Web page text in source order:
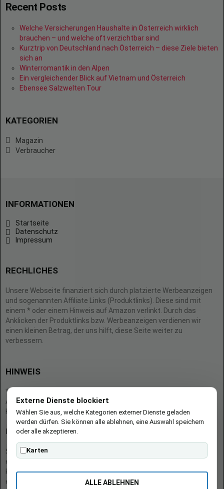
Recent Posts
Welche Versicherungen Haushalte in Österreich wirklich
brauchen – und welche oft verzichtbar sind
Kurztrip von Deutschland nach Österreich – diese Ziele bieten
sich an
Winterromantik in den Alpen
Ein vergleichender Blick auf Vietnam und Österreich
Ebensee Salzwelten Tour
KATEGORIEN
Magazin
Verbraucher
INFORMATIONEN
Startseite
Datenschutz
Impressum
RECHLICHES
Unsere Webseite finanziert sich durch platzierte Werbeanzeigen
und sogenannten Affiliate Links (Produktlinks). Diese sind mit
einem * oder einem Hinweis auf Amazon verlinkt. Durch das
Anklicken der Produktlinks bzw. Werbeanzeigen verdienen wir
einen kleinen Betrag, der uns hilft, diese Seite weiter zu
verbessern.
HINWEIS
* = Afilliate-Link (=Werbung)
Als Amazon-Partner verdient der Seitenbetreiber an qualifizierten
Käufen.
Hinweis zu Preisen und Verfügbarkeiten
Sofern Produktpreise und Verfügbarkeiten angezeigt werden,
entsprechen diese dem angegebenen Stand (Datum/Uhrzeit) und
können sich auf der verlinkten Seite jederzeit ändern. Für den Kauf
eines Produkts gelten die Angaben zu Preis und Verfügbarkeit, die
Externe Dienste blockiert
Wählen Sie aus, welche Kategorien externer Dienste geladen
werden dürfen. Sie können alle ablehnen, eine Auswahl speichern
oder alle akzeptieren.
Karten
ALLE ABLEHNEN